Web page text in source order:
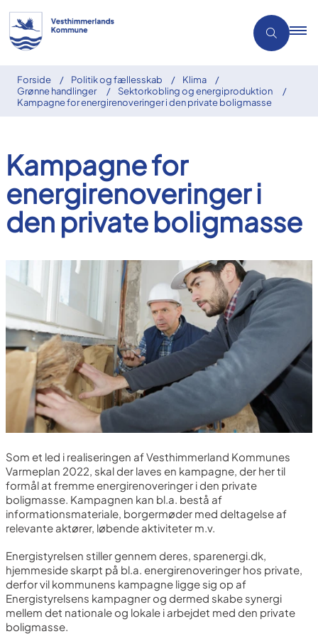
Forside Politik og fællesskab
Klima
Grønne handlinger
Sektorkobling og energiproduktion
Kampagne for energirenoveringer i den private boligmasse
Kampagne for
energirenoveringer i
den private boligmasse
Som et led i realiseringen af Vesthimmerland Kommunes
Varmeplan 2022, skal der laves en kampagne, der her til
formål at fremme energirenoveringer i den private
boligmasse. Kampagnen kan bl.a. bestå af
informationsmateriale, borgermøder med deltagelse af
relevante aktører, løbende aktiviteter m.v.
Energistyrelsen stiller gennem deres, sparenergi.dk,
hjemmeside skarpt på bl.a. energirenoveringer hos private,
derfor vil kommunens kampagne ligge sig op af
Energistyrelsens kampagner og dermed skabe synergi
mellem det nationale og lokale i arbejdet med den private
boligmasse.